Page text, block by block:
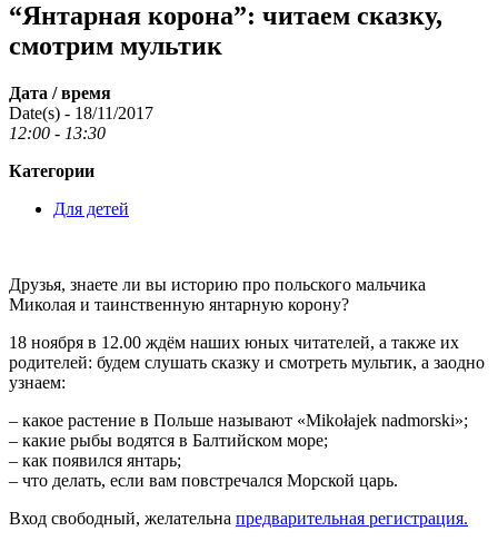
“Янтарная корона”: читаем сказку,
смотрим мультик
Дата / время
Date(s) - 18/11/2017
12:00 - 13:30
Категории
Для детей
Друзья, знаете ли вы историю про польского мальчика
Миколая и таинственную янтарную корону?
18 ноября в 12.00 ждём наших юных читателей, а также их
родителей: будем слушать сказку и смотреть мультик, а заодно
узнаем:
– какое растение в Польше называют «Mikołajek nadmorski»;
– какие рыбы водятся в Балтийском море;
– как появился янтарь;
– что делать, если вам повстречался Морской царь.
Вход свободный, желательна предварительная регистрация.